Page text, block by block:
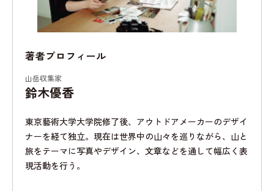
著者プロフィール
山岳収集家
鈴木優香
東京藝術大学大学院修了後、アウトドアメーカーのデザイ
ナーを経て独立。現在は世界中の山々を巡りながら、山と
旅をテーマに写真やデザイン、文章などを通して幅広く表
現活動を行う。